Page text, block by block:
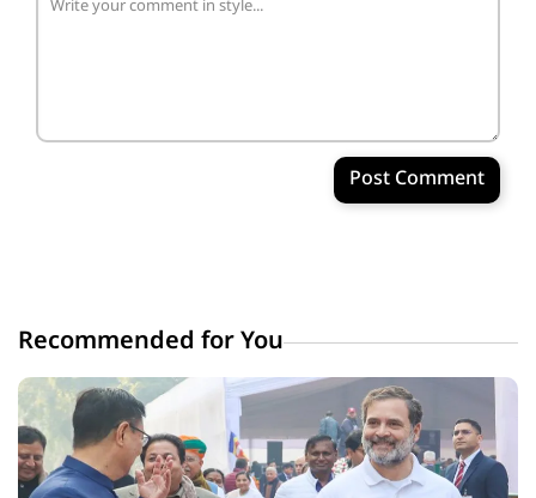
Post Comment
Recommended for You